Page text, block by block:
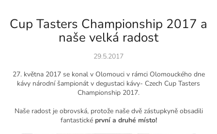
Cup Tasters Championship 2017 a
naše velká radost
29.5.2017
27. května 2017 se konal v Olomouci v rámci Olomouckého dne
kávy národní šampionát v degustaci kávy- Czech Cup Tasters
Championship 2017.
Naše radost je obrovská, protože naše dvě zástupkyně obsadili
fantastické první a druhé místo!